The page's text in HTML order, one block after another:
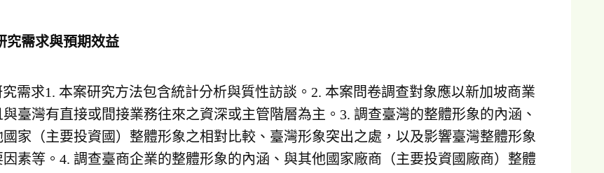
究需求與預期效益
需求1. 本案研究方法包含統計分析與質性訪談。2. 本案問卷調查對象應以新加坡商業
臺灣有直接或間接業務往來之資深或主管階層為主。3. 調查臺灣的整體形象的內涵、
國家（主要投資國）整體形象之相對比較、臺灣形象突出之處，以及影響臺灣整體形象
因素等。4. 調查臺商企業的整體形象的內涵、與其他國家廠商（主要投資國廠商）整體